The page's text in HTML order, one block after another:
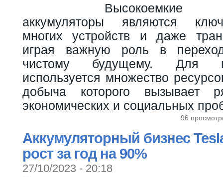
аккумуляторы являются
многих устройств и даже
играя важную роль в
чистому будущему. Для
используется множество
добыча которого вызывает
экономических и социальных
96
Аккумуляторный бизнес
рост за год на 90%
27/10/2023 - 20:18